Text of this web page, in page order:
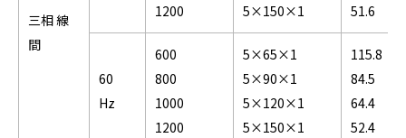
三相 線
間
1200
5×150×1
51.6
60
Hz
600
800
1000
1200
5×65×1
5×90×1
5×120×1
5×150×1
115.8
84.5
64.4
52.4